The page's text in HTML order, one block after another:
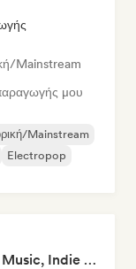
Mainstream
μου
Mainstream
Electropop
Pop Machine Mode 🤖 AI Music, Indie Pop & Dream Pop